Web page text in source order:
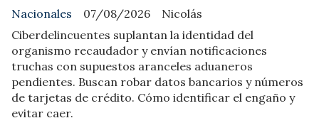
Nicolás
Nacionales
07/08/2026
Ciberdelincuentes suplantan la identidad del
organismo recaudador y envían notificaciones
truchas con supuestos aranceles aduaneros
pendientes. Buscan robar datos bancarios y números
de tarjetas de crédito. Cómo identificar el engaño y
evitar caer.